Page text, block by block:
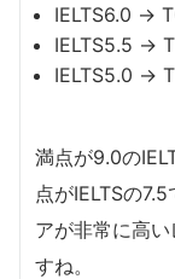
IELTS6.0 →
IELTS5.5 →
IELTS5.0 →
満点が9.0の
点がIELTSの
アが非常に高
すね。